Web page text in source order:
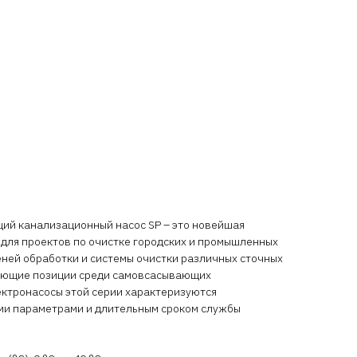
канализационный насос SP – это новейшая
проектов по очистке городских и промышленных
обработки и системы очистки различных сточных
позиции среди самовсасывающих
этой серии характеризуются
параметрами и длительным сроком службы